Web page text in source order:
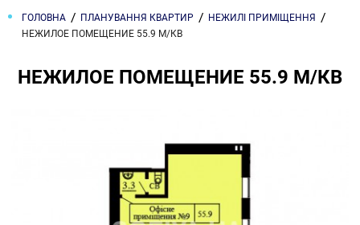
ГОЛОВНА ПЛАНУВАННЯ КВАРТИР
НЕЖИЛІ ПРИМІЩЕННЯ
НЕЖИЛОЕ ПОМЕЩЕНИЕ 55.9 М/КВ
НЕЖИЛОЕ ПОМЕЩЕНИЕ 55.9 М/КВ